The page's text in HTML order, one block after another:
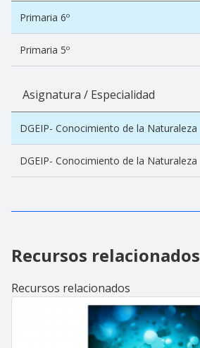
Primaria 6º
Primaria 5º
Asignatura / Especialidad
DGEIP- Conocimiento de la Naturaleza
DGEIP- Conocimiento de la Naturaleza
Recursos relacionados
Recursos relacionados